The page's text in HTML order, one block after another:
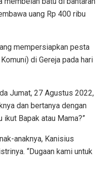
uang Rp 400 ribu
mempersiapkan pesta
di Gereja pada hari
Jumat, 27 Agustus 2022,
dan bertanya dengan
ikut Bapak atau Mama?”
anaknya, Kanisius
“Dugaan kami untuk